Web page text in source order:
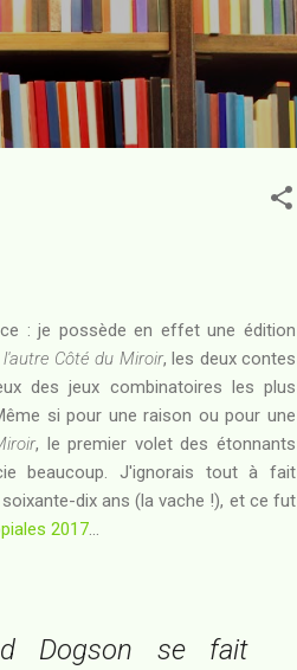
: je possède en effet une édition
Côté du Miroir, les deux contes
des jeux combinatoires les plus
si pour une raison ou pour une
, le premier volet des étonnants
beaucoup. J'ignorais tout à fait
dix ans (la vache !), et ce fut
2017
Dogson se fait